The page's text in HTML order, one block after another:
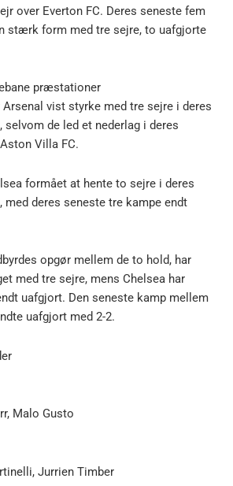
over Everton FC. Deres seneste fem
stærk form med tre sejre, to uafgjorte
præstationer
Arsenal vist styrke med tre sejre i deres
selvom de led et nederlag i deres
Villa FC.
formået at hente to sejre i deres
med deres seneste tre kampe endt
opgør mellem de to hold, har
med tre sejre, mens Chelsea har
uafgjort. Den seneste kamp mellem
uafgjort med 2-2.
Malo Gusto
Jurrien Timber